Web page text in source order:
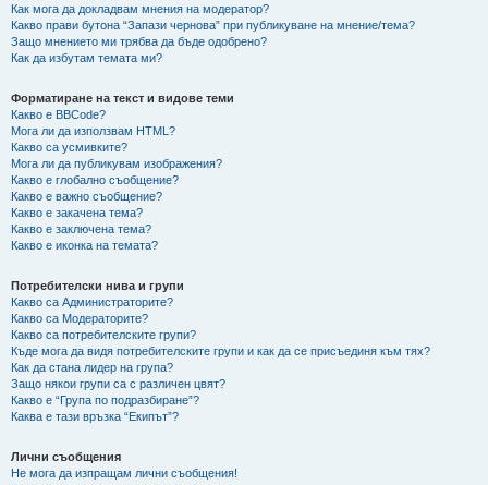
Как мога да докладвам мнения на модератор?
Какво прави бутона “Запази чернова” при публикуване на мнение/тема?
Защо мнението ми трябва да бъде одобрено?
Как да избутам темата ми?
Форматиране на текст и видове теми
Какво е BBCode?
Мога ли да използвам HTML?
Какво са усмивките?
Мога ли да публикувам изображения?
Какво е глобално съобщение?
Какво е важно съобщение?
Какво е закачена тема?
Какво е заключена тема?
Какво е иконка на темата?
Потребителски нива и групи
Какво са Администраторите?
Какво са Модераторите?
Какво са потребителските групи?
Къде мога да видя потребителските групи и как да се присъединя към тях?
Как да стана лидер на група?
Защо някои групи са с различен цвят?
Какво е “Група по подразбиране”?
Каква е тази връзка “Екипът”?
Лични съобщения
Не мога да изпращам лични съобщения!